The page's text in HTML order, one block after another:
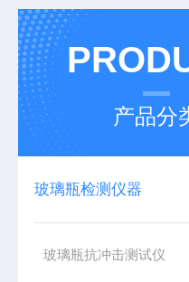
产品分
玻璃瓶检测仪器
玻璃瓶抗冲击测试仪